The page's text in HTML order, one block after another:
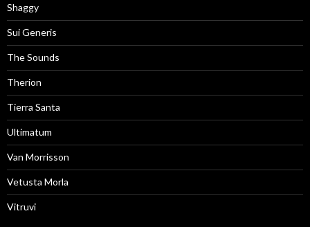
Shaggy
Sui Generis
The Sounds
Therion
Tierra Santa
Ultimatum
Van Morrisson
Vetusta Morla
Vitruvi